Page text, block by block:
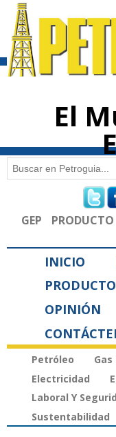
El
Formulario
Buscar
GEP PRODUCTO
INICIO
OPINIÓN
Petróleo
Electricidad
Laboral Y
Sustentabilidad